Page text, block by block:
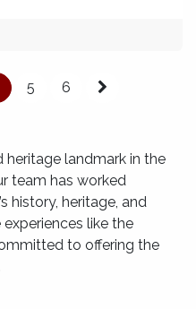
5
6
heritage landmark in the
team has worked
history, heritage, and
like the
to offering the